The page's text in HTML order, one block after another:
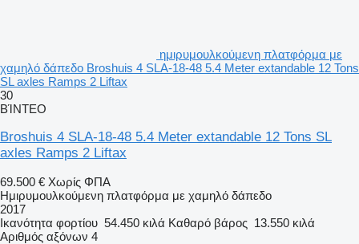
ημιρυμουλκούμενη πλατφόρμα με
χαμηλό δάπεδο Broshuis 4 SLA-18-48 5.4 Meter extandable 12 Tons
SL axles Ramps 2 Liftax
30
ΒΊΝΤΕΟ
Broshuis 4 SLA-18-48 5.4 Meter extandable 12 Tons SL
axles Ramps 2 Liftax
69.500 € Χωρίς ΦΠΑ
Ημιρυμουλκούμενη πλατφόρμα με χαμηλό δάπεδο
2017
Ικανότητα φορτίου 54.450 κιλά Καθαρό βάρος 13.550 κιλά
Αριθμός αξόνων 4